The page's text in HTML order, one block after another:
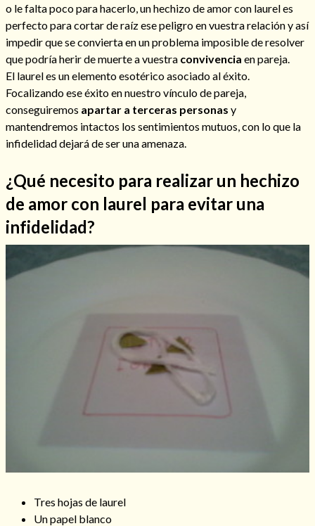
Cómo alejar a la amante de mi esposo
Endulzamiento
o le falta poco para hacerlo, un hechizo de amor con laurel es
perfecto para cortar de raíz ese peligro en vuestra relación y así
impedir que se convierta en un problema imposible de resolver
que podría herir de muerte a vuestra convivencia en pareja.
El laurel es un elemento esotérico asociado al éxito.
Focalizando ese éxito en nuestro vínculo de pareja,
conseguiremos apartar a terceras personas y
mantendremos intactos los sentimientos mutuos, con lo que la
infidelidad dejará de ser una amenaza.
¿Qué necesito para realizar un hechizo
de amor con laurel para evitar una
infidelidad?
Tres hojas de laurel
Un papel blanco